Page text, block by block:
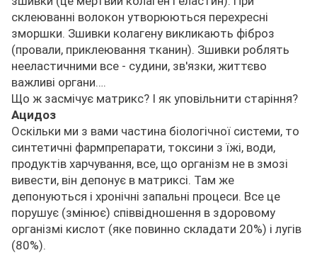
склеюванні волокон утворюються перехресні
зморшки. Зшивки колагену викликають фіброз
(провали, приклеювання тканин). Зшивки роблять
нееластичними все - судини, зв'язки, життєво
важливі органи….
Що ж засмічує матрикс? І як уповільнити старіння?
Ацидоз
Оскільки ми з вами частина біологічної системи, то
синтетичні фармпрепарати, токсини з їжі, води,
продуктів харчування, все, що організм не в змозі
вивести, він депонує в матриксі. Там же
депонуються і хронічні запальні процеси. Все це
порушує (змінює) співвідношення в здоровому
організмі кислот (яке повинно складати 20%) і лугів
(80%).